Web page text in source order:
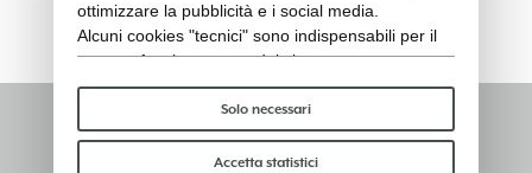
Rimani informato
ottimizzare la pubblicità e i social media.
Alcuni cookies "tecnici" sono indispensabili per il
corretto funzionamento del sito e non trattano o
condividono con terzi alcun dato personale. Per
saperne di più puoi consultare la nostra
policy.
Per favore, scegli quali cookie accettare:
Solo necessari
Accetta statistici